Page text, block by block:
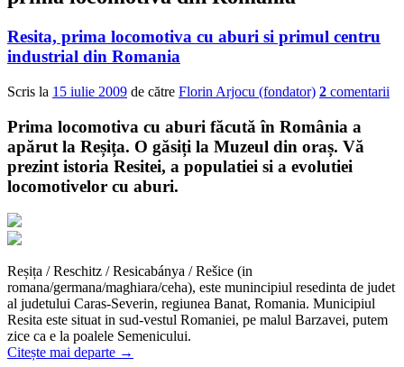
Resita, prima locomotiva cu aburi si primul centru
industrial din Romania
Scris la 15 iulie 2009 de către Florin Arjocu (fondator) 2 comentarii
Prima locomotiva cu aburi făcută în România a
apărut la Reșița. O găsiți la Muzeul din oraș. Vă
prezint istoria Resitei, a populatiei si a evolutiei
locomotivelor cu aburi.
Reșița / Reschitz / Resicabánya / Rešice (in
romana/germana/maghiara/ceha), este munincipiul resedinta de judet
al judetului Caras-Severin, regiunea Banat, Romania. Municipiul
Resita este situat in sud-vestul Romaniei, pe malul Barzavei, putem
zice ca e la poalele Semenicului.
Citește mai departe →